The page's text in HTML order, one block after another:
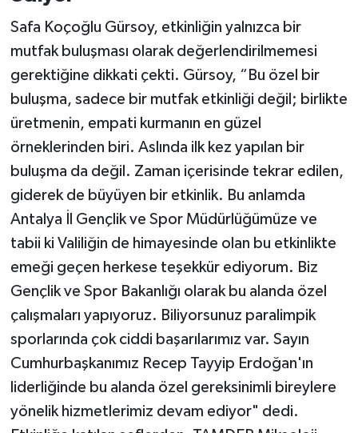
Safa Koçoğlu Gürsoy, etkinliğin yalnızca bir
mutfak buluşması olarak değerlendirilmemesi
gerektiğine dikkati çekti. Gürsoy, “Bu özel bir
buluşma, sadece bir mutfak etkinliği değil; birlikte
üretmenin, empati kurmanın en güzel
örneklerinden biri. Aslında ilk kez yapılan bir
buluşma da değil. Zaman içerisinde tekrar edilen,
giderek de büyüyen bir etkinlik. Bu anlamda
Antalya İl Gençlik ve Spor Müdürlüğümüze ve
tabii ki Valiliğin de himayesinde olan bu etkinlikte
emeği geçen herkese teşekkür ediyorum. Biz
Gençlik ve Spor Bakanlığı olarak bu alanda özel
çalışmaları yapıyoruz. Biliyorsunuz paralimpik
sporlarında çok ciddi başarılarımız var. Sayın
Cumhurbaşkanımız Recep Tayyip Erdoğan'ın
liderliğinde bu alanda özel gereksinimli bireylere
yönelik hizmetlerimiz devam ediyor" dedi.